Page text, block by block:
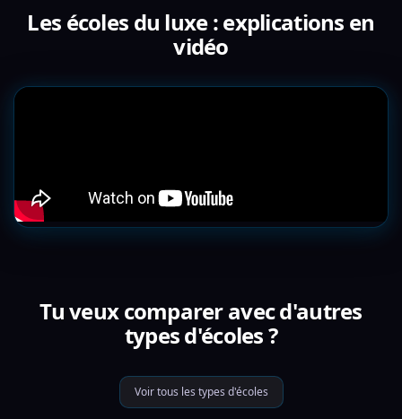
Les écoles du luxe : explications en
vidéo
Tu veux comparer avec d'autres
types d'écoles ?
Voir tous les types d'écoles